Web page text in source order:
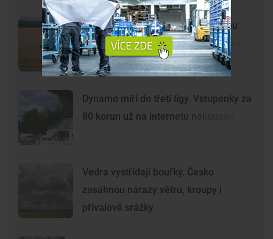
Lidé opět spatřili černou kočkovitou
šelmu, tentokrát na Českobudějovicku
Dynamo míří do třetí ligy. Vstupenky za
80 korun už na internetu nekoupíte
Vedra vystřídají bouřky. Česko
zasáhnou nárazy větru, kroupy i
přívalové srážky